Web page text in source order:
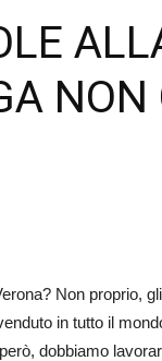
NON
Non proprio,
in tutto il
dobbiamo